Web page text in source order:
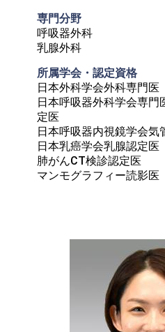
専門分野
呼吸器外科
乳腺外科
日本外科学会外科専門医
日本呼吸器外科学会専
定医
日本呼吸器内視鏡学会気
日本乳癌学会乳腺認定医
肺がんCT検診認定医
マンモグラフィー読影医